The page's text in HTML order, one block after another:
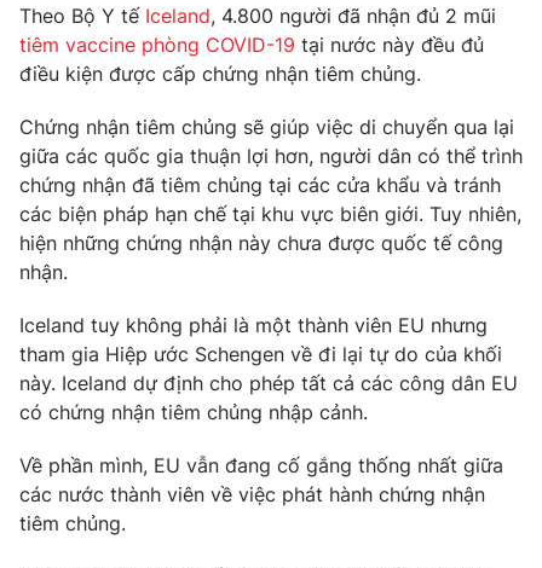
Thế giới đó đây
Câu chuyện quốc tế
Kinh tế
Tài chính
Thị trường
Góc doanh nghiệp
Dữ liệu và đời sống
Truyền hình
Phim VTV
Hậu trường
Khán giả
Giải sao mai
Giải trí
Điện ảnh
Âm nhạc
Sao
Du lịch
Làm đẹp
Giáo dục
Tuyển sinh
Học trực tuyến
Hitech Công nghệ tương lai
Sản phẩm
Giao lưu trực tuyến
Theo Bộ Y tế Iceland, 4.800 người đã nhận đủ 2 mũi
tiêm vaccine phòng COVID-19 tại nước này đều đủ
điều kiện được cấp chứng nhận tiêm chủng.
Chứng nhận tiêm chủng sẽ giúp việc di chuyển qua lại
giữa các quốc gia thuận lợi hơn, người dân có thể trình
chứng nhận đã tiêm chủng tại các cửa khẩu và tránh
các biện pháp hạn chế tại khu vực biên giới. Tuy nhiên,
hiện những chứng nhận này chưa được quốc tế công
nhận.
Iceland tuy không phải là một thành viên EU nhưng
tham gia Hiệp ước Schengen về đi lại tự do của khối
này. Iceland dự định cho phép tất cả các công dân EU
có chứng nhận tiêm chủng nhập cảnh.
Về phần mình, EU vẫn đang cố gắng thống nhất giữa
các nước thành viên về việc phát hành chứng nhận
tiêm chủng.